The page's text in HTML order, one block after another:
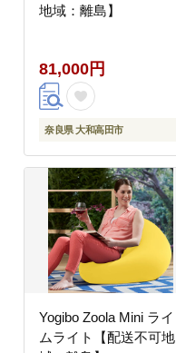
地域：離島】
81,000円
奈良県 大和高田市
Yogibo Zoola Mini ライ
ムライト【配送不可地